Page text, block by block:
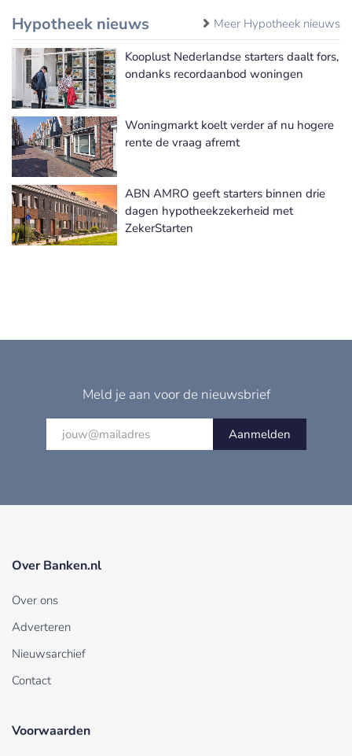
Hypotheek nieuws Meer Hypotheek nieuws
Kooplust Nederlandse starters daalt fors,
ondanks recordaanbod woningen
Woningmarkt koelt verder af nu hogere
rente de vraag afremt
ABN AMRO geeft starters binnen drie
dagen hypotheekzekerheid met
ZekerStarten
Meld je aan voor de nieuwsbrief
Aanmelden
Over Banken.nl
Over ons
Adverteren
Nieuwsarchief
Contact
Voorwaarden